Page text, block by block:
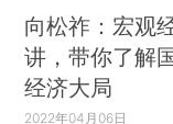
向松祚：宏观
讲，带你了解
经济大局
2022年04月06日